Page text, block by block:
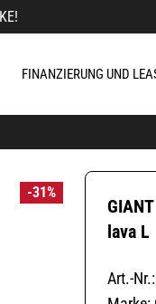
FINANZIERUNG UND
-31%
lava L
Art.-